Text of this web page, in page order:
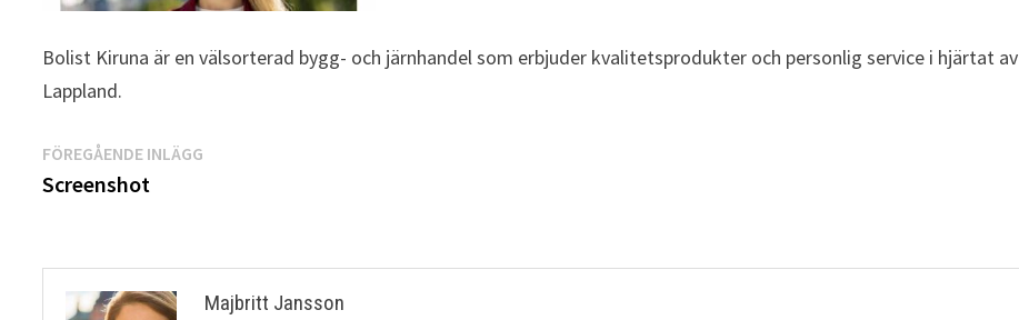
Bolist Kiruna är en välsorterad bygg- och järnhandel som erbjuder kvalitetsprodukter och personlig service i hjärtat av
Lappland.
Inläggsnavigering
FÖREGÅENDE INLÄGG
Screenshot
Majbritt Jansson